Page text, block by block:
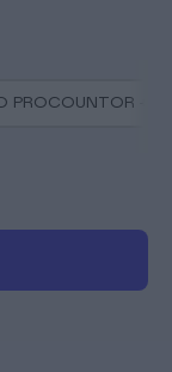
PROCOUNTOR +